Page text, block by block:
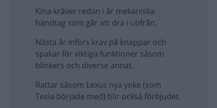
Kina kräver redan i år mekaniska
handtag som går att dra i utifrån.
Nästa år införs krav på knappar och
spakar för viktiga funktioner såsom
blinkers och diverse annat.
Rattar såsom Lexus nya yoke (som
Tesla började med) blir också förbjudet.